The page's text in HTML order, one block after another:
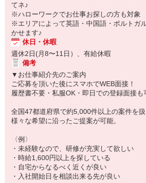
てネ♪
※ハローワークでお仕事お探しの方も対象
※エリアによって英語・中国語・ポルトガ
かせます♪
休日・休暇
週休2日(月8〜11日）、有給休暇
備考
▼お仕事紹介先のご案内
ご応募を頂いた後にスマホでWEB面接！
履歴書不要・私服OK・即日での登録面接も
全国47都道府県で約5,000件以上の案件を扱
様々な希望に沿ったご提案が可能。
〈例〉
・未経験なので、研修が充実して欲しい
・時給1,600円以上を探している
・自宅からなるべく近くが良い
・入社開始日を相談出来る先が良い